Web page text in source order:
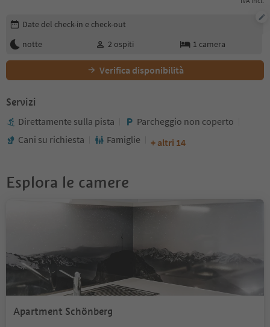
Modifica i dettagli della prenotazione
Date del check-in e check-out
notte
2 ospiti 1 camera
Verifica disponibilità
Servizi
Direttamente sulla pista
Parcheggio non coperto
Cani su richiesta
Famiglie + altri 14
Esplora le camere
Apartment Schönberg